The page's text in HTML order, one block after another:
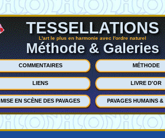
TESSELLATIONS
L'art le plus en harmonie avec l'ordre naturel
Méthode & Galeries
COMMENTAIRES MÉTHODE
LIENS LIVRE D'OR
MISE EN SCÈNE DES PAVAGES PAVAGES HUMAINS &